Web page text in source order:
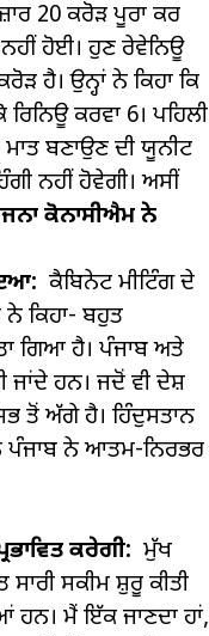
20 ਕਰੋੜ ਪੂਰਾ ਕਰ
ਹੋਈ। ਹੁਣ ਰੇਵੇਨਿਊ
ਹੈ। ਉਨ੍ਹਾਂ ਨੇ ਕਿਹਾ ਕਿ
ਕਰਵਾ 6। ਪਹਿਲੀ
ਬਣਾਉਣ ਦੀ ਯੂਨੀਟ
ਨਹੀਂ ਹੋਵੇਗੀ। ਅਸੀਂ
ਕੋਨਾਸੀਐਮ ਨੇ
ਕੈਬਿਨੇਟ ਮੀਟਿੰਗ ਦੇ
ਨੇ ਕਿਹਾ- ਬਹੁਤ
ਗਿਆ ਹੈ। ਪੰਜਾਬ ਅਤੇ
ਹਨ। ਜਦੋਂ ਵੀ ਦੇਸ਼
ਤੋਂ ਅੱਗੇ ਹੈ। ਹਿੰਦੁਸਤਾਨ
ਪੰਜਾਬ ਨੇ ਆਤਮ-ਨਿਰਭਰ
ਕਰੇਗੀ: ਮੁੱਖ
ਸਕੀਮ ਸ਼ੁਰੂ ਕੀਤੀ
ਹਨ। ਮੈਂ ਇੱਕ ਜਾਣਦਾ ਹਾਂ,